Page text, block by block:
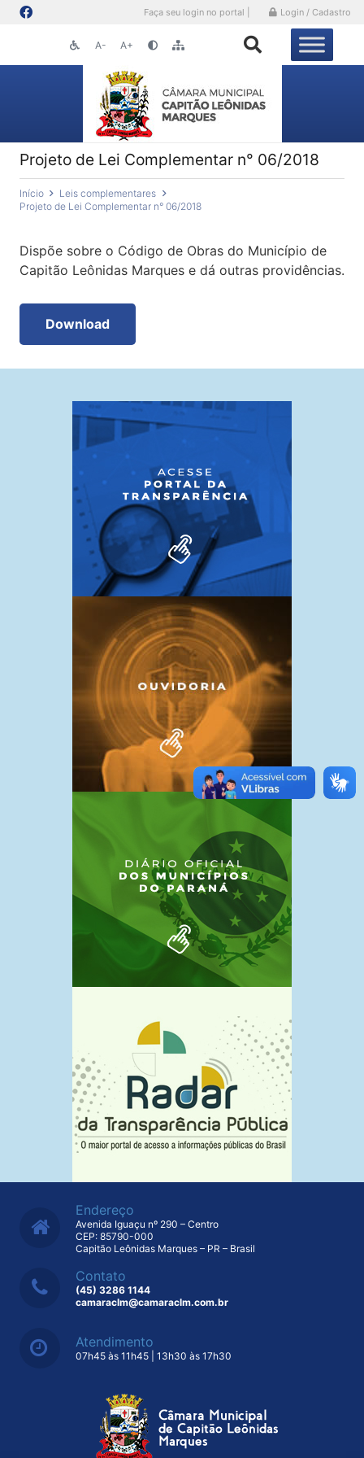
Faça seu login no portal | Login / Cadastro
A- A+
Projeto de Lei Complementar n° 06/2018
Início
Leis complementares
Projeto de Lei Complementar n° 06/2018
Dispõe sobre o Código de Obras do Município de
Capitão Leônidas Marques e dá outras providências.
Download
Endereço
Avenida Iguaçu nº 290 – Centro
CEP: 85790-000
Capitão Leônidas Marques – PR – Brasil
Contato
(45) 3286 1144
camaraclm@camaraclm.com.br
Atendimento
07h45 às 11h45 | 13h30 às 17h30